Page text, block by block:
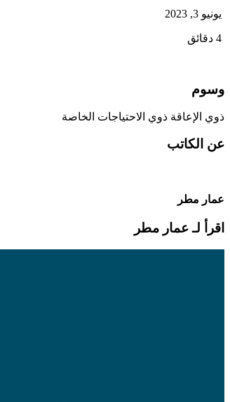
يونيو 3, 2023
وسوم
ذوي الإعاقة ذوي الاحتياجات الخاصة
عن الكاتب
عمار مطر
اقرأ لـ عمار مطر